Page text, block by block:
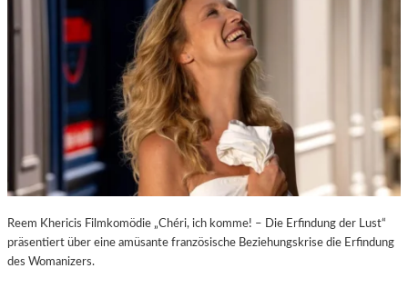
Reem Khericis Filmkomödie „Chéri, ich komme! – Die Erfindung der Lust“
präsentiert über eine amüsante französische Beziehungskrise die Erfindung
des Womanizers.